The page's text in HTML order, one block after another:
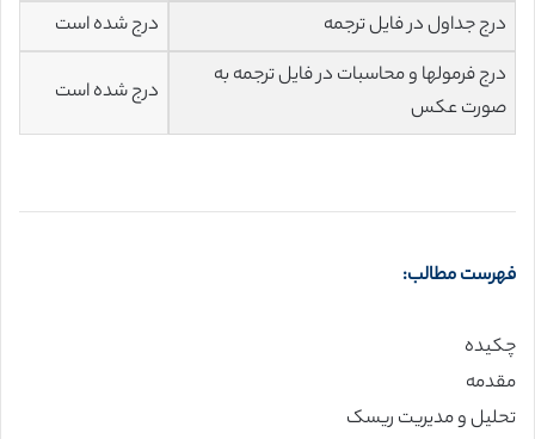
درج جداول در فایل ترجمه
درج شده است
درج فرمولها و محاسبات در فایل ترجمه به
صورت عکس
درج شده است
فهرست مطالب:
چکیده
مقدمه
تحلیل و مدیریت ریسک